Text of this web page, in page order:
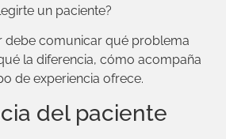
un paciente?
debe comunicar qué problema
la diferencia, cómo acompaña
de experiencia ofrece.
del paciente